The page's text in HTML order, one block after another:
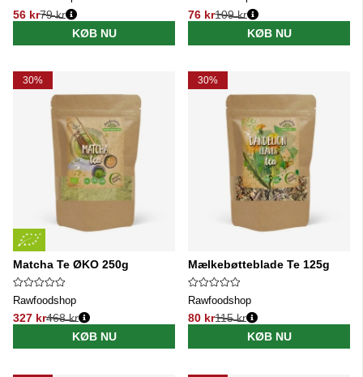
56 kr
Normalpris:
79 kr
KØB NU
76 kr
Normalpris:
109 kr
KØB NU
30%
Matcha Te ØKO 250g
Rawfoodshop
327 kr
Normalpris:
468 kr
KØB NU
30%
Mælkebøtteblade Te 125g
Rawfoodshop
80 kr
Normalpris:
115 kr
KØB NU